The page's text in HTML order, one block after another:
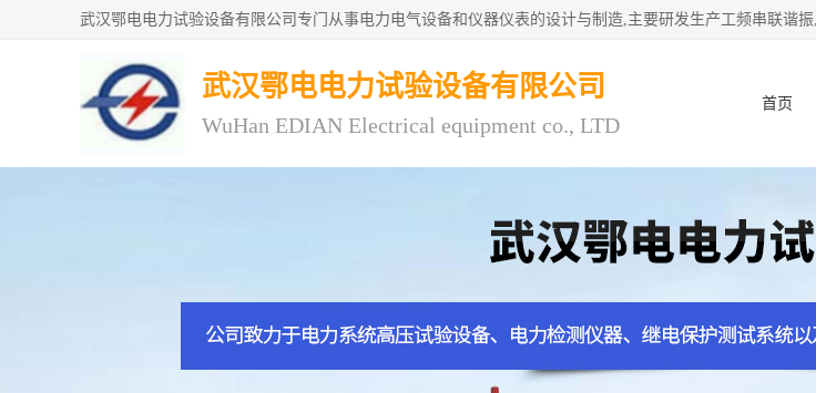
武汉鄂电电力试验设备有限公司
WuHan EDIAN Electrical equipment co., LTD
首页